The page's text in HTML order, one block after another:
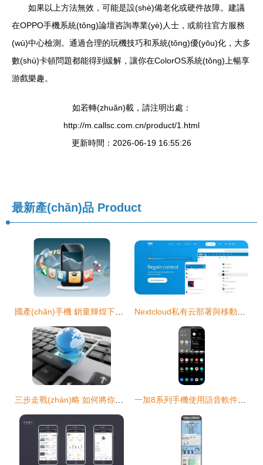
如果以上方法無效，可能是設(shè)備老化或硬件故障。建議
在OPPO手機系統(tǒng)論壇咨詢專業(yè)人士，或前往官方服務
(wù)中心檢測。通過合理的玩機技巧和系統(tǒng)優(yōu)化，大多
數(shù)卡頓問題都能得到緩解，讓你在ColorOS系統(tǒng)上暢享
游戲樂趣。
如若轉(zhuǎn)載，請注明出處：
http://m.callsc.com.cn/product/1.html
更新時間：2026-06-19 16:55:26
最新產(chǎn)品 Product